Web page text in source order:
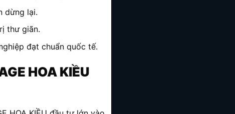
dừng lại.
thư giãn.
đạt chuẩn quốc tế.
HOA KIỀU